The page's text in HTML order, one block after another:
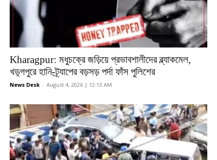
Kharagpur: মধুচক্রে জড়িয়ে প্রভাবশালীদের ব্ল্যাকমেল,
খড়্গপুরে হানি-ট্র্যাপের বড়সড় পর্দা ফাঁস পুলিশের
News Desk - August 4, 2026 | 12:13 AM